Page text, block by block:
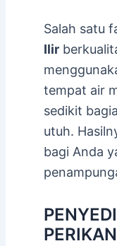
Salah satu
Ilir
tempat air
sedikit
utuh.
bagi Anda